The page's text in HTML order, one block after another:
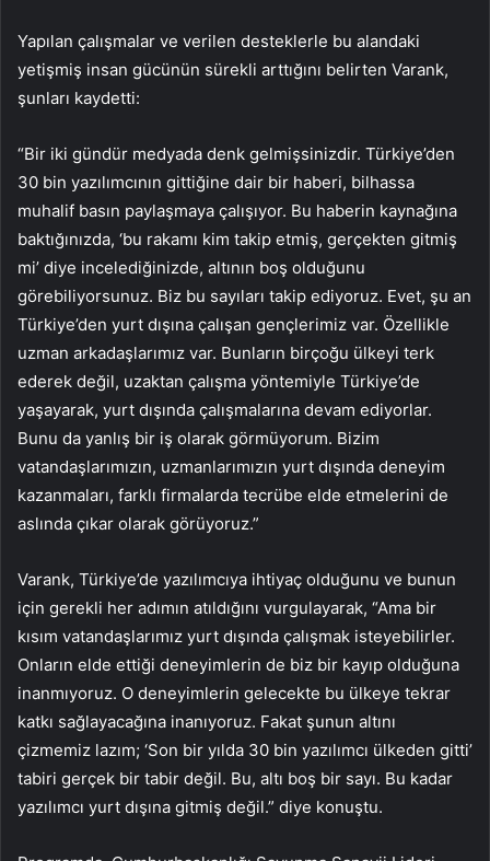
Yapılan çalışmalar ve verilen desteklerle bu alandaki
yetişmiş insan gücünün sürekli arttığını belirten Varank,
şunları kaydetti:
“Bir iki gündür medyada denk gelmişsinizdir. Türkiye’den
30 bin yazılımcının gittiğine dair bir haberi, bilhassa
muhalif basın paylaşmaya çalışıyor. Bu haberin kaynağına
baktığınızda, ‘bu rakamı kim takip etmiş, gerçekten gitmiş
mi’ diye incelediğinizde, altının boş olduğunu
görebiliyorsunuz. Biz bu sayıları takip ediyoruz. Evet, şu an
Türkiye’den yurt dışına çalışan gençlerimiz var. Özellikle
uzman arkadaşlarımız var. Bunların birçoğu ülkeyi terk
ederek değil, uzaktan çalışma yöntemiyle Türkiye’de
yaşayarak, yurt dışında çalışmalarına devam ediyorlar.
Bunu da yanlış bir iş olarak görmüyorum. Bizim
vatandaşlarımızın, uzmanlarımızın yurt dışında deneyim
kazanmaları, farklı firmalarda tecrübe elde etmelerini de
aslında çıkar olarak görüyoruz.”
Varank, Türkiye’de yazılımcıya ihtiyaç olduğunu ve bunun
için gerekli her adımın atıldığını vurgulayarak, “Ama bir
kısım vatandaşlarımız yurt dışında çalışmak isteyebilirler.
Onların elde ettiği deneyimlerin de biz bir kayıp olduğuna
inanmıyoruz. O deneyimlerin gelecekte bu ülkeye tekrar
katkı sağlayacağına inanıyoruz. Fakat şunun altını
çizmemiz lazım; ‘Son bir yılda 30 bin yazılımcı ülkeden gitti’
tabiri gerçek bir tabir değil. Bu, altı boş bir sayı. Bu kadar
yazılımcı yurt dışına gitmiş değil.” diye konuştu.